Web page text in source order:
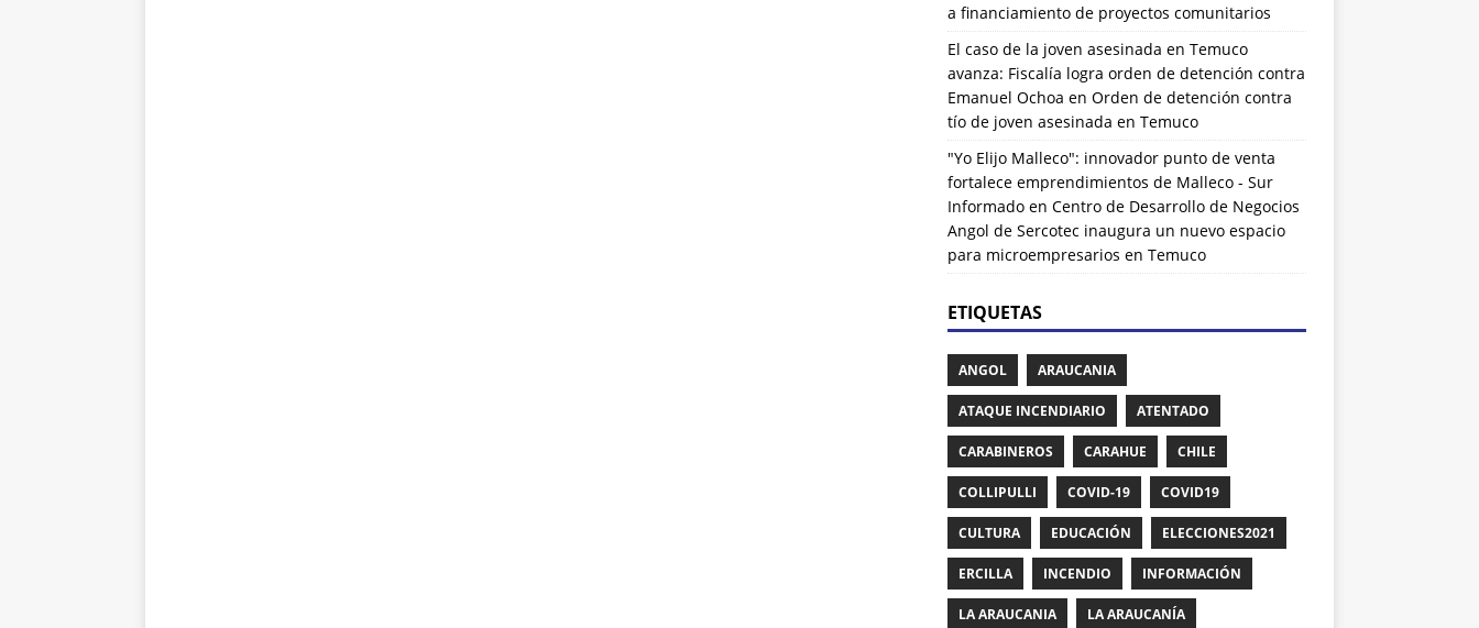
a financiamiento de proyectos comunitarios
El caso de la joven asesinada en Temuco
avanza: Fiscalía logra orden de detención contra
Emanuel Ochoa en Orden de detención contra
tío de joven asesinada en Temuco
"Yo Elijo Malleco": innovador punto de venta
fortalece emprendimientos de Malleco - Sur
Informadoen Centro de Desarrollo de Negocios
Angol de Sercotec inaugura un nuevo espacio
para microempresarios en Temuco
ETIQUETAS
ANGOL ARAUCANIA
ATAQUE INCENDIARIO ATENTADO
CARABINEROS CARAHUE CHILE
COLLIPULLI COVID-19 COVID19
CULTURA EDUCACIÓN ELECCIONES2021
ERCILLA INCENDIO INFORMACIÓN
LA ARAUCANIA LA ARAUCANÍA